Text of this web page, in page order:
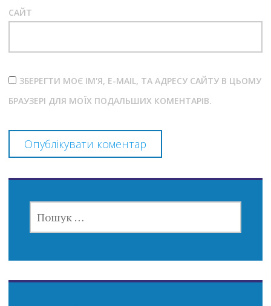
САЙТ
ЗБЕРЕГТИ МОЄ ІМ'Я, E-MAIL, ТА АДРЕСУ САЙТУ В ЦЬОМУ
БРАУЗЕРІ ДЛЯ МОЇХ ПОДАЛЬШИХ КОМЕНТАРІВ.